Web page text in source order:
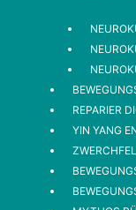
REPARIER
YIN YANG